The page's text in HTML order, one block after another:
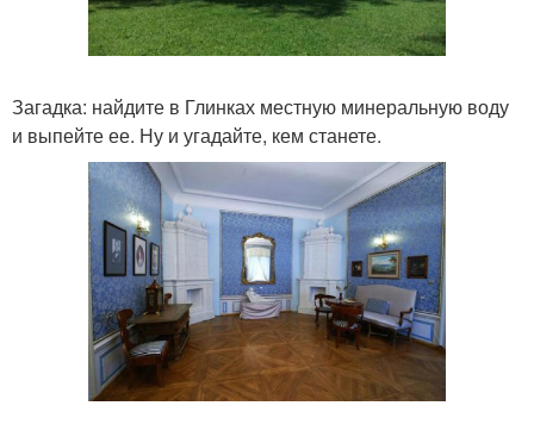
Загадка: найдите в Глинках местную минеральную воду
и выпейте ее. Ну и угадайте, кем станете.